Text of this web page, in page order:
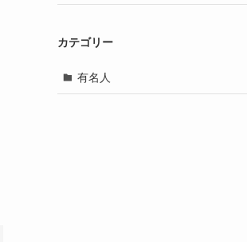
カテゴリー
有名人